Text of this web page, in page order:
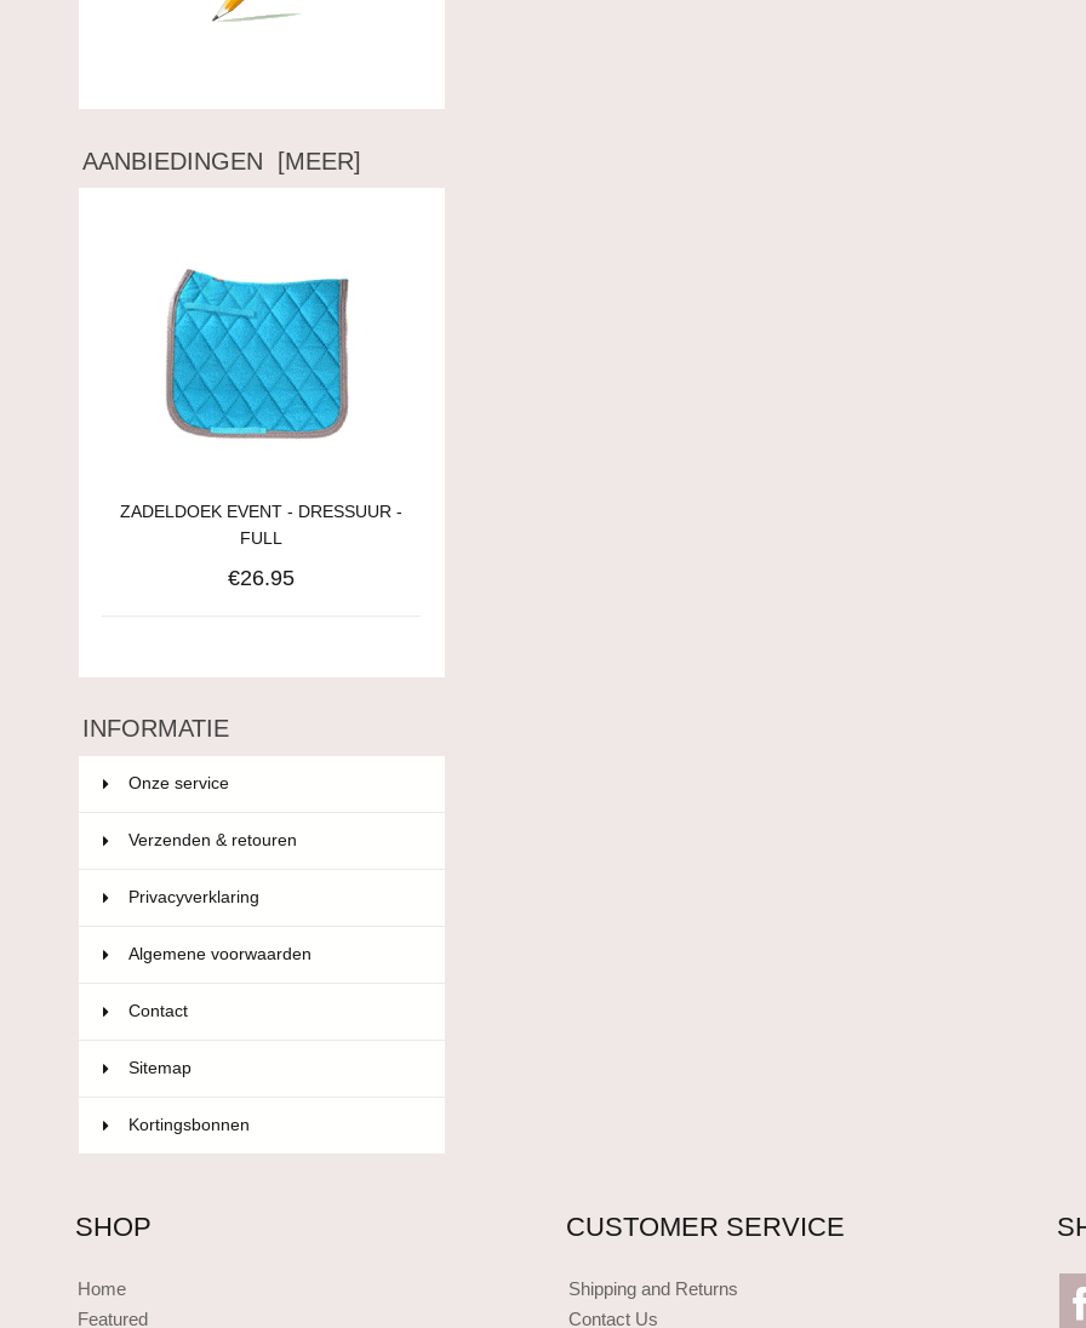
AANBIEDINGEN [MEER]
ZADELDOEK EVENT - DRESSUUR -
FULL
€26.95
INFORMATIE
Onze service
Verzenden & retouren
Privacyverklaring
Algemene voorwaarden
Contact
Sitemap
Kortingsbonnen
SHOP
Home
Featured
CUSTOMER SERVICE
Shipping and Returns
Contact Us